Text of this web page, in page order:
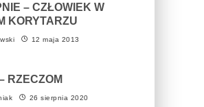
– CZŁOWIEK W
KORYTARZU
12 maja 2013
RZECZOM
26 sierpnia 2020